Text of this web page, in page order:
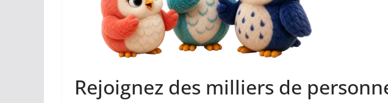
Rejoignez des milliers de